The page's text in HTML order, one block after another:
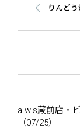
りんどう
a.w.s蔵前店・
（07/25）